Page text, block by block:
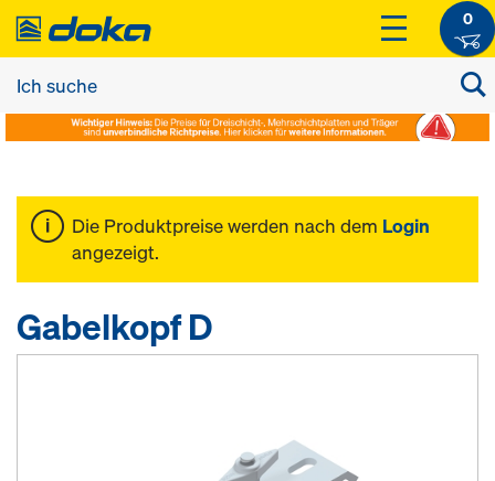
0
Die Produktpreise werden nach dem Login
angezeigt.
Gabelkopf D